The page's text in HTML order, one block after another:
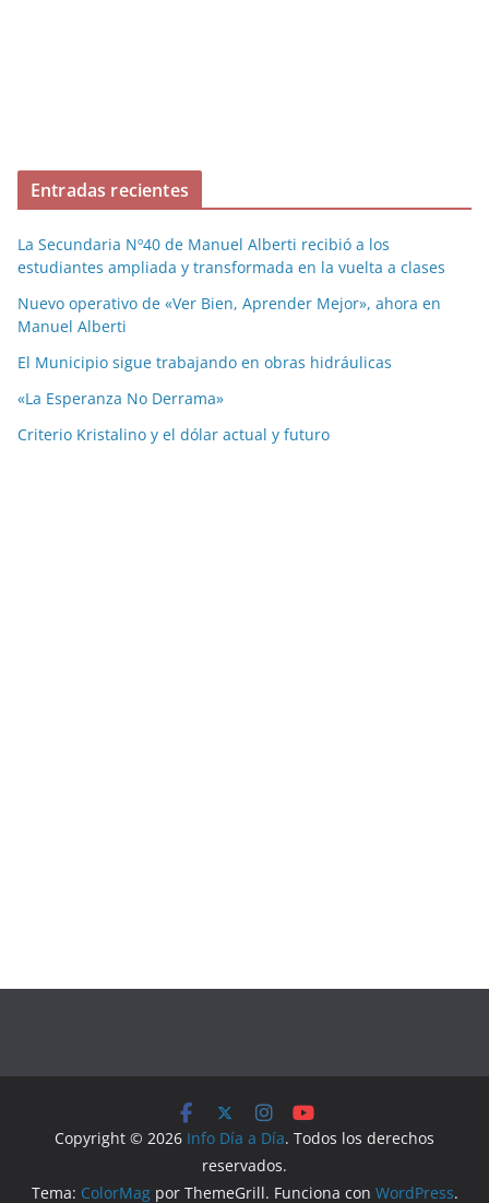
Entradas recientes
La Secundaria Nº40 de Manuel Alberti recibió a los
estudiantes ampliada y transformada en la vuelta a clases
Nuevo operativo de «Ver Bien, Aprender Mejor», ahora en
Manuel Alberti
El Municipio sigue trabajando en obras hidráulicas
«La Esperanza No Derrama»
Criterio Kristalino y el dólar actual y futuro
Copyright © 2026 Info Día a Día. Todos los derechos
reservados.
Tema: ColorMagpor ThemeGrill. Funciona con WordPress.